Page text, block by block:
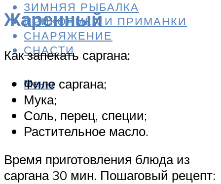
ЗИМНЯЯ РЫБАЛКА
ПРИКОРМКА И ПРИМАНКИ
СНАРЯЖЕНИЕ
СНАСТИ
Меню
Жаренный
Как запекать саргана:
Филе саргана;
Мука;
Соль, перец, специи;
Растительное масло.
Время приготовления блюда из
саргана 30 мин. Пошаговый рецепт: